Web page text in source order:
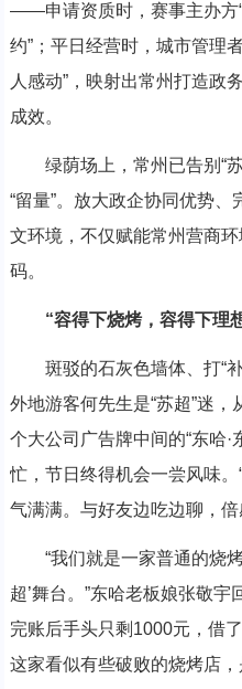
——申请资质时，赛事主办方“
约”；平日经营时，城市管理
人感动”，映射出常州打造政
成效。
绿荫场上，常州已告别“苏
“留量”。放大政企协同优势
文环境，不仅赋能常州营商
码。
“容得下烧烤，容得下理
斑驳的石灰色墙体、打“
外地游客何先生是“苏超”迷
个大公司广告牌中间的“东哈·
忙，节日终得机会一尝风味
气满满。与好友边吃边聊，倍
“我们就是一家普通的烧烤
超’舞台。”东哈老板娘张敬
完账后手头只剩1000元，借
这家看似有些破败的烧烤店